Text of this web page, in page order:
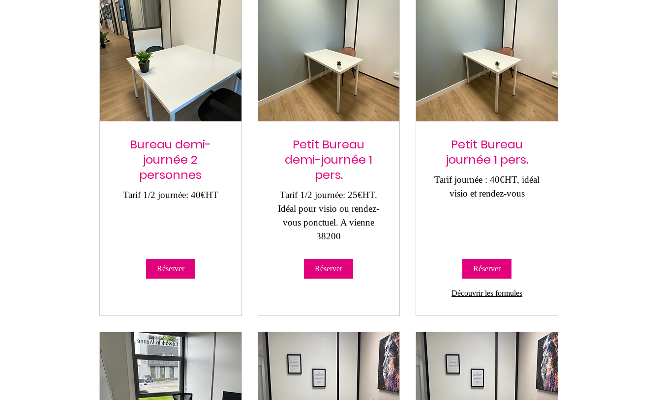
Bureau demi-
journée 2
personnes
Tarif 1/2 journée: 40€HT
Réserver
Petit Bureau
demi-journée 1
pers.
Tarif 1/2 journée: 25€HT.
Idéal pour visio ou rendez-
vous ponctuel. A vienne
38200
Réserver
Petit Bureau
journée 1 pers.
Tarif journée : 40€HT, idéal
visio et rendez-vous
Réserver
Découvrir les formules